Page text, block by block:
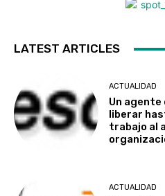
LATEST ARTICLES
ACTUALIDAD
Un agente
liberar
trabajo al
ACTUALIDAD